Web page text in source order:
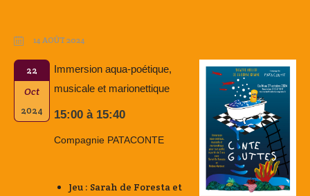
14 AOÛT 2024
22
Oct
2024
Immersion aqua-poétique,
musicale et marionettique
15:00 à 15:40
Compagnie PATACONTE
Jeu : Sarah de Foresta et